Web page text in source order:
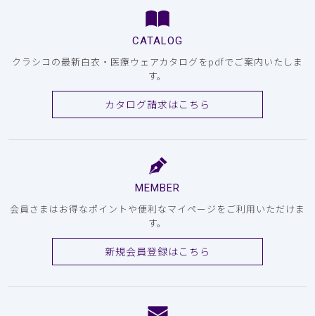
CATALOG
クラシコの最新白衣・医療ウェアカタログをpdfでご案内いたしま
す。
カタログ請求はこちら
MEMBER
会員さまはお得なポイントや便利なマイページをご利用いただけま
す。
新規会員登録はこちら